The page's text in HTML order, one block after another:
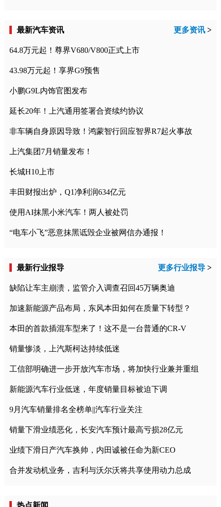
最新汽车资讯 更多资讯 >
64.8万元起！尊界V680/V800正式上市
43.98万元起！享界G9预售
小鹏G9L内饰官图发布
延长20年！上汽通用签署合资续约协议
非车辆自身原因导致！鸿蒙智行回应智界R7起火事故
上汽集团7月销量发布！
长城H10上市
丰田财报出炉，Q1净利润634亿元
使用AI抹黑小米汽车！两人被处罚
“电车小飞”恶意抹黑诋毁企业被网信办通报！
最新行业报导 更多行业报导 >
缺陷让车主崩溃，监管介入调查召回45万辆奥迪
加速新能源产品布局，东风本田如何在质量下转型？
本田的首款插混车型来了！这不是一台普通的CR-V
销量惨淡，上汽斯柯达持续低迷
工信部明确进一步开放汽车市场，将加快行业兼并重组
新能源汽车行业低迷，年度销量目标被迫下调
9月汽车销量排名全榜单||汽车行业关注
销量下滑业绩恶化，长安汽车预计最高亏损28亿元
业绩下滑日产汽车换帅，内田诚被任命为新CEO
合并发动机业务，吉利与沃尔沃将共享使用动力总成